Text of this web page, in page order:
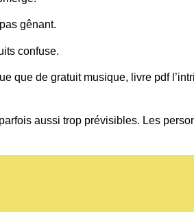
gênant.
confuse.
que de gratuit musique, livre pdf
aussi trop prévisibles. Les